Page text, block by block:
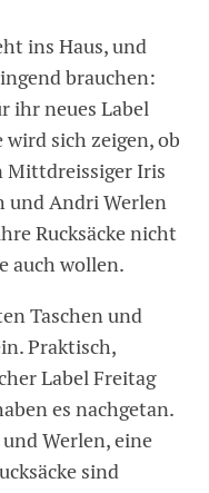
ins Haus, und
brauchen:
ihr neues Label
wird sich zeigen, ob
Mittdreissiger Iris
und Andri Werlen
Rucksäcke nicht
auch wollen.
Taschen und
Praktisch,
Label Freitag
es nachgetan.
Werlen, eine
sind